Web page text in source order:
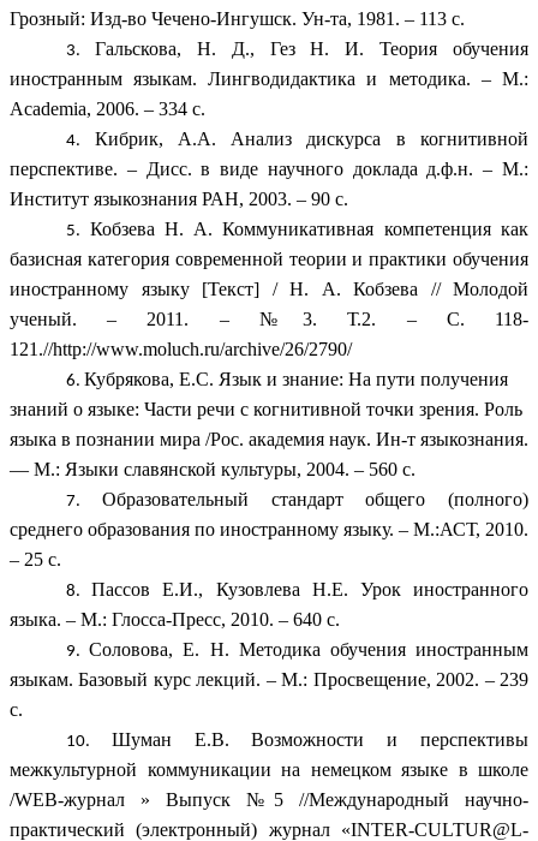
Грозный: Изд-во Чечено-Ингушск. Ун-та, 1981. – 113 с.
Гальскова, Н. Д., Гез Н. И. Теория обучения
иностранным языкам. Лингводидактика и методика. – М.:
Academia, 2006. – 334 с.
Кибрик, А.А. Анализ дискурса в когнитивной
перспективе. – Дисс. в виде научного доклада д.ф.н. – М.:
Институт языкознания РАН, 2003. – 90 с.
Кобзева Н. А. Коммуникативная компетенция как
базисная категория современной теории и практики обучения
иностранному языку [Текст] / Н. А. Кобзева // Молодой
ученый. – 2011. – №3. Т.2. – С. 118-
121.//http://www.moluch.ru/archive/26/2790/
Кубрякова, Е.С. Язык и знание: На пути получения
знаний о языке: Части речи с когнитивной точки зрения. Роль
языка в познании мира /Рос. академия наук. Ин-т языкознания.
— М.: Языки славянской культуры, 2004. – 560 c.
Образовательный стандарт общего (полного)
среднего образования по иностранному языку. – М.:АСТ, 2010.
– 25 с.
Пассов Е.И., Кузовлева Н.Е. Урок иностранного
языка. – М.: Глосса-Пресс, 2010. – 640 с.
Соловова, Е. Н. Методика обучения иностранным
языкам. Базовый курс лекций. – М.: Просвещение, 2002. – 239
с.
Шуман Е.В. Возможности и перспективы
межкультурной коммуникации на немецком языке в школе
/WEB-журнал » Выпуск №5 //Международный научно-
практический (электронный) журнал «INTER-CULTUR@L-